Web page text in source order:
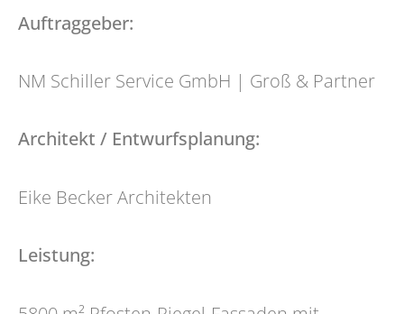
Auftraggeber:
NM Schiller Service GmbH | Groß & Partner
Architekt / Entwurfsplanung:
Eike BeckerArchitekten
Leistung: